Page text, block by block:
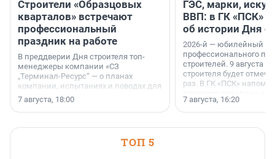
Строители «Образцовых
кварталов» встречают
профессиональный
праздник на работе
В преддверии Дня строителя топ-
менеджеры компании «СЗ
„Терминал-Ресурс“ — о планах
компании, испытаниях и поводах для
осторожного оптимизма.
7 августа, 18:00
ГЭС, марки,
ВВП: в ГК «ПСК»
об истории Дня
2026-й — юбилейный
профессионального
строителей. 9 августа
строителя будет
раз. В ГК «ПСК»
поменялась роль
7 августа, 16:20
ТОП 5